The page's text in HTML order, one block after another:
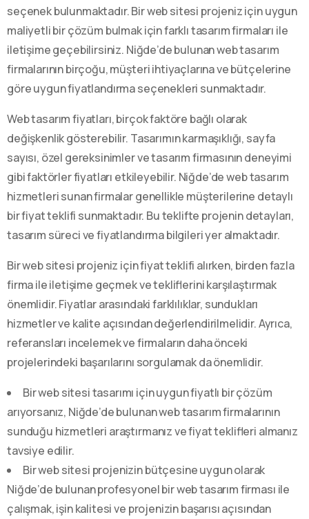
seçenek bulunmaktadır. Bir web sitesi projeniz için uygun
maliyetli bir çözüm bulmak için farklı tasarım firmaları ile
iletişime geçebilirsiniz. Niğde’de bulunan web tasarım
firmalarının birçoğu, müşteri ihtiyaçlarına ve bütçelerine
göre uygun fiyatlandırma seçenekleri sunmaktadır.
Web tasarım fiyatları, birçok faktöre bağlı olarak
değişkenlik gösterebilir. Tasarımın karmaşıklığı, sayfa
sayısı, özel gereksinimler ve tasarım firmasının deneyimi
gibi faktörler fiyatları etkileyebilir. Niğde’de web tasarım
hizmetleri sunan firmalar genellikle müşterilerine detaylı
bir fiyat teklifi sunmaktadır. Bu teklifte projenin detayları,
tasarım süreci ve fiyatlandırma bilgileri yer almaktadır.
Bir web sitesi projeniz için fiyat teklifi alırken, birden fazla
firma ile iletişime geçmek ve tekliflerini karşılaştırmak
önemlidir. Fiyatlar arasındaki farklılıklar, sundukları
hizmetler ve kalite açısından değerlendirilmelidir. Ayrıca,
referansları incelemek ve firmaların daha önceki
projelerindeki başarılarını sorgulamak da önemlidir.
Bir web sitesi tasarımı için uygun fiyatlı bir çözüm
arıyorsanız, Niğde’de bulunan web tasarım firmalarının
sunduğu hizmetleri araştırmanız ve fiyat teklifleri almanız
tavsiye edilir.
Bir web sitesi projenizin bütçesine uygun olarak
Niğde’de bulunan profesyonel bir web tasarım firması ile
çalışmak, işin kalitesi ve projenizin başarısı açısından